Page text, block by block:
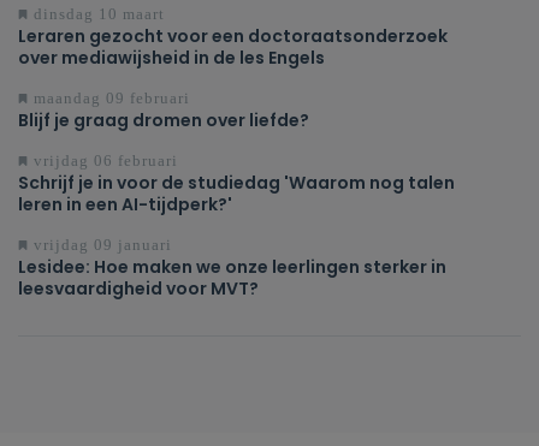
dinsdag 10 maart
Leraren gezocht voor een doctoraatsonderzoek
over mediawijsheid in de les Engels
maandag 09 februari
Blijf je graag dromen over liefde?
vrijdag 06 februari
Schrijf je in voor de studiedag 'Waarom nog talen
leren in een AI-tijdperk?'
vrijdag 09 januari
Lesidee: Hoe maken we onze leerlingen sterker in
leesvaardigheid voor MVT?